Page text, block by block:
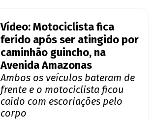
Vídeo: Motociclista fica
ferido após ser atingido por
caminhão guincho, na
Avenida Amazonas
Ambos os veículos bateram de
frente e o motociclista ficou
caído com escoriações pelo
corpo